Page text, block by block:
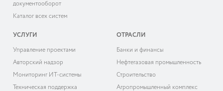
документооборот
Каталог всех систем
УСЛУГИ
Управление проектами
Авторский надзор
Мониторинг ИТ-системы
Техническая поддержка
ОТРАСЛИ
Банки и финансы
Нефтегазовая промышленность
Строительство
Агропромышленный комплекс